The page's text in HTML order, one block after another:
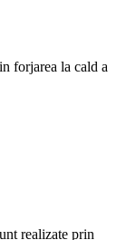
forjarea la cald a
realizate prin